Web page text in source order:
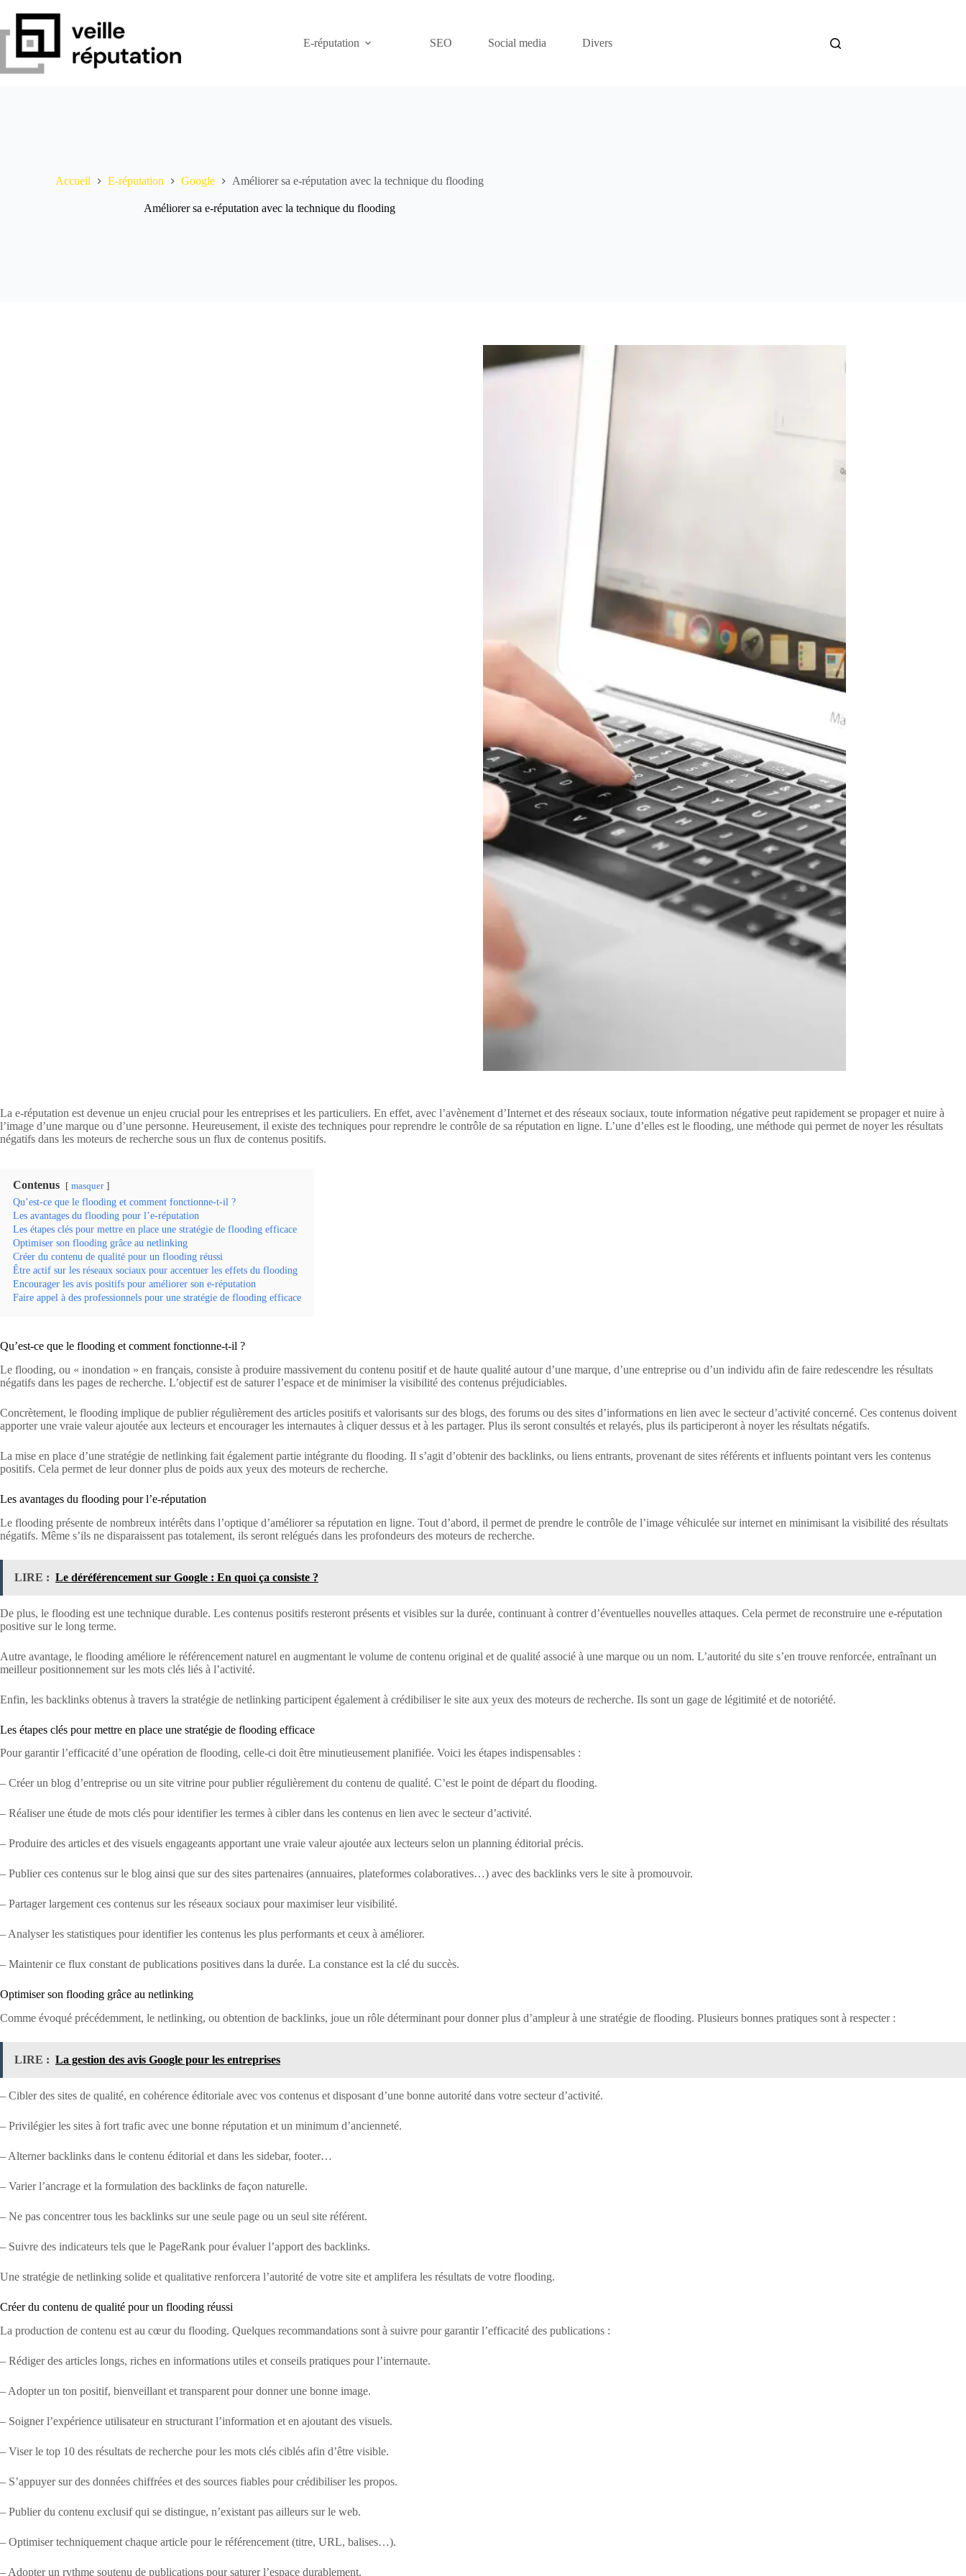
contenu
E-réputation
SEO Social media Divers
Accueil E-réputation Google Améliorer sa e-réputation avec la technique du flooding
Améliorer sa e-réputation avec la technique du flooding
La e-réputation est devenue un enjeu crucial pour les entreprises et les particuliers. En effet, avec l’avènement d’Internet et des réseaux sociaux, toute information négative peut rapidement se propager et nuire à
l’image d’une marque ou d’une personne. Heureusement, il existe des techniques pour reprendre le contrôle de sa réputation en ligne. L’une d’elles est le flooding, une méthode qui permet de noyer les résultats
négatifs dans les moteurs de recherche sous un flux de contenus positifs.
Contenus masquer
Qu’est-ce que le flooding et comment fonctionne-t-il ?
Les avantages du flooding pour l’e-réputation
Les étapes clés pour mettre en place une stratégie de flooding efficace
Optimiser son flooding grâce au netlinking
Créer du contenu de qualité pour un flooding réussi
Être actif sur les réseaux sociaux pour accentuer les effets du flooding
Encourager les avis positifs pour améliorer son e-réputation
Faire appel à des professionnels pour une stratégie de flooding efficace
Qu’est-ce que le flooding et comment fonctionne-t-il ?
Le flooding, ou « inondation » en français, consiste à produire massivement du contenu positif et de haute qualité autour d’une marque, d’une entreprise ou d’un individu afin de faire redescendre les résultats
négatifs dans les pages de recherche. L’objectif est de saturer l’espace et de minimiser la visibilité des contenus préjudiciables.
Concrètement, le flooding implique de publier régulièrement des articles positifs et valorisants sur des blogs, des forums ou des sites d’informations en lien avec le secteur d’activité concerné. Ces contenus doivent
apporter une vraie valeur ajoutée aux lecteurs et encourager les internautes à cliquer dessus et à les partager. Plus ils seront consultés et relayés, plus ils participeront à noyer les résultats négatifs.
La mise en place d’une stratégie de netlinking fait également partie intégrante du flooding. Il s’agit d’obtenir des backlinks, ou liens entrants, provenant de sites référents et influents pointant vers les contenus
positifs. Cela permet de leur donner plus de poids aux yeux des moteurs de recherche.
Les avantages du flooding pour l’e-réputation
Le flooding présente de nombreux intérêts dans l’optique d’améliorer sa réputation en ligne. Tout d’abord, il permet de prendre le contrôle de l’image véhiculée sur internet en minimisant la visibilité des résultats
négatifs. Même s’ils ne disparaissent pas totalement, ils seront relégués dans les profondeurs des moteurs de recherche.
LIRE : Le déréférencement sur Google : En quoi ça consiste ?
De plus, le flooding est une technique durable. Les contenus positifs resteront présents et visibles sur la durée, continuant à contrer d’éventuelles nouvelles attaques. Cela permet de reconstruire une e-réputation
positive sur le long terme.
Autre avantage, le flooding améliore le référencement naturel en augmentant le volume de contenu original et de qualité associé à une marque ou un nom. L’autorité du site s’en trouve renforcée, entraînant un
meilleur positionnement sur les mots clés liés à l’activité.
Enfin, les backlinks obtenus à travers la stratégie de netlinking participent également à crédibiliser le site aux yeux des moteurs de recherche. Ils sont un gage de légitimité et de notoriété.
Les étapes clés pour mettre en place une stratégie de flooding efficace
Pour garantir l’efficacité d’une opération de flooding, celle-ci doit être minutieusement planifiée. Voici les étapes indispensables :
– Créer un blog d’entreprise ou un site vitrine pour publier régulièrement du contenu de qualité. C’est le point de départ du flooding.
– Réaliser une étude de mots clés pour identifier les termes à cibler dans les contenus en lien avec le secteur d’activité.
– Produire des articles et des visuels engageants apportant une vraie valeur ajoutée aux lecteurs selon un planning éditorial précis.
– Publier ces contenus sur le blog ainsi que sur des sites partenaires (annuaires, plateformes colaboratives…) avec des backlinks vers le site à promouvoir.
– Partager largement ces contenus sur les réseaux sociaux pour maximiser leur visibilité.
– Analyser les statistiques pour identifier les contenus les plus performants et ceux à améliorer.
– Maintenir ce flux constant de publications positives dans la durée. La constance est la clé du succès.
Optimiser son flooding grâce au netlinking
Comme évoqué précédemment, le netlinking, ou obtention de backlinks, joue un rôle déterminant pour donner plus d’ampleur à une stratégie de flooding. Plusieurs bonnes pratiques sont à respecter :
LIRE : La gestion des avis Google pour les entreprises
– Cibler des sites de qualité, en cohérence éditoriale avec vos contenus et disposant d’une bonne autorité dans votre secteur d’activité.
– Privilégier les sites à fort trafic avec une bonne réputation et un minimum d’ancienneté.
– Alterner backlinks dans le contenu éditorial et dans les sidebar, footer…
– Varier l’ancrage et la formulation des backlinks de façon naturelle.
– Ne pas concentrer tous les backlinks sur une seule page ou un seul site référent.
– Suivre des indicateurs tels que le PageRank pour évaluer l’apport des backlinks.
Une stratégie de netlinking solide et qualitative renforcera l’autorité de votre site et amplifera les résultats de votre flooding.
Créer du contenu de qualité pour un flooding réussi
La production de contenu est au cœur du flooding. Quelques recommandations sont à suivre pour garantir l’efficacité des publications :
– Rédiger des articles longs, riches en informations utiles et conseils pratiques pour l’internaute.
– Adopter un ton positif, bienveillant et transparent pour donner une bonne image.
– Soigner l’expérience utilisateur en structurant l’information et en ajoutant des visuels.
– Viser le top 10 des résultats de recherche pour les mots clés ciblés afin d’être visible.
– S’appuyer sur des données chiffrées et des sources fiables pour crédibiliser les propos.
– Publier du contenu exclusif qui se distingue, n’existant pas ailleurs sur le web.
– Optimiser techniquement chaque article pour le référencement (titre, URL, balises…).
– Adopter un rythme soutenu de publications pour saturer l’espace durablement.